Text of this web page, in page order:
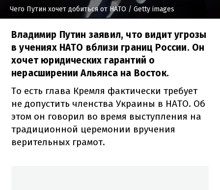
Чего Путин хочет добиться от НАТО / Getty images
Владимир Путин заявил, что видит угрозы
в учениях НАТО вблизи границ России. Он
хочет юридических гарантий о
нерасширении Альянса на Восток.
То есть глава Кремля фактически требует
не допустить членства Украины в НАТО. Об
этом он говорил во время выступления на
традиционной церемонии вручения
верительных грамот.